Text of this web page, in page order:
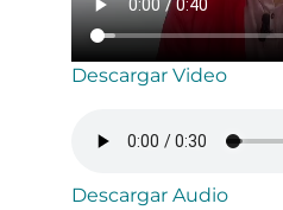
Descargar Video
Descargar Audio